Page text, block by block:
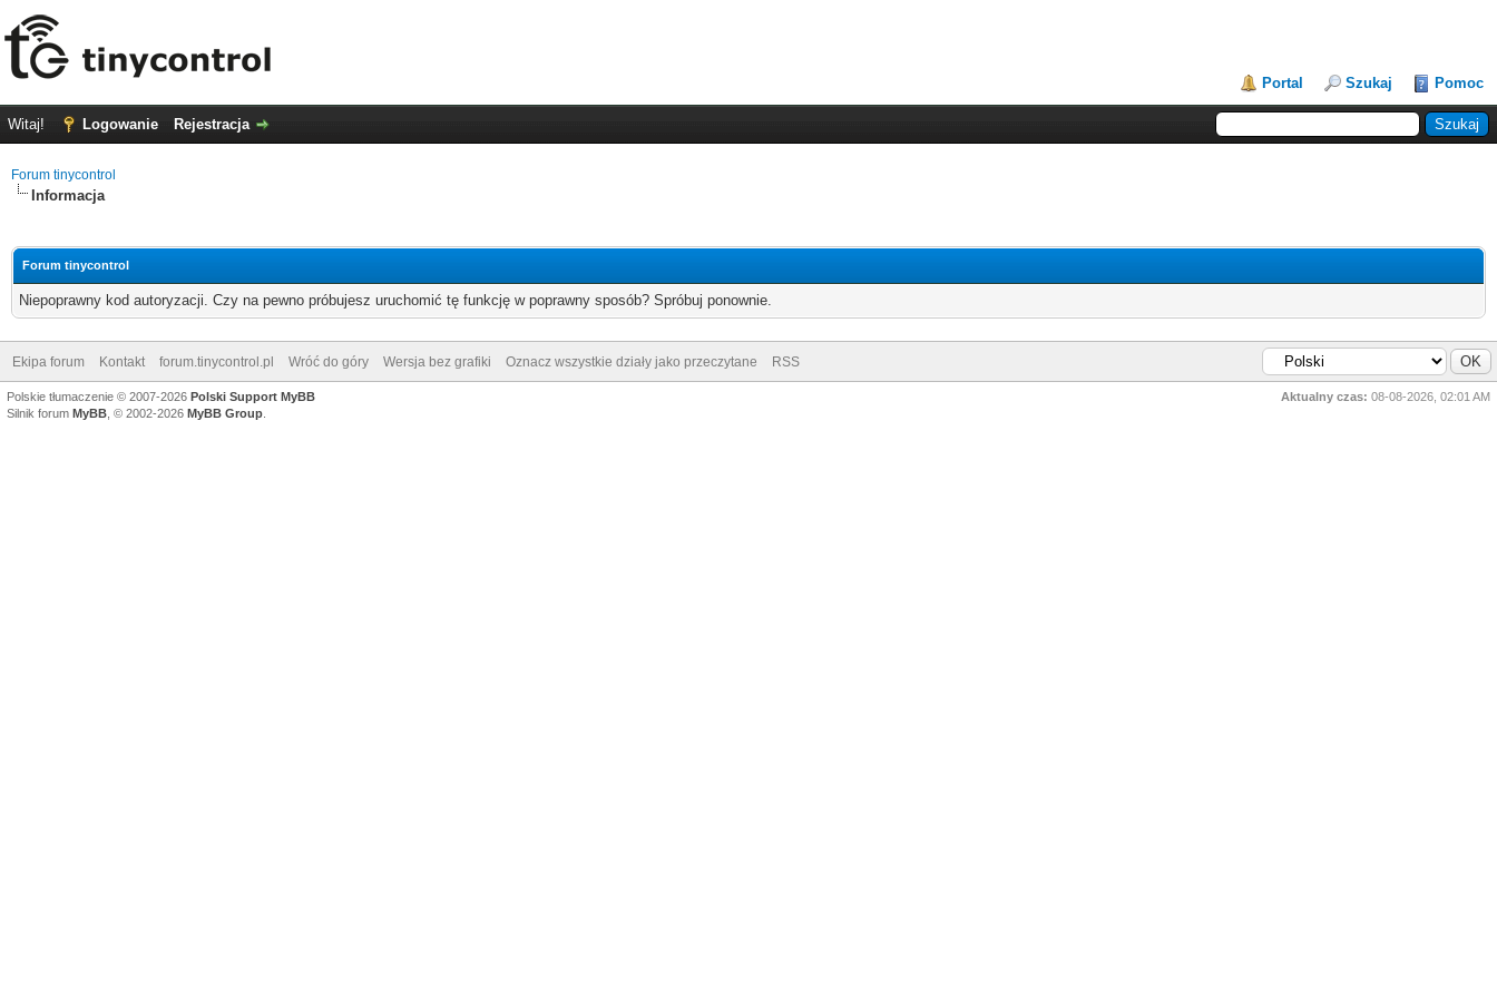
Portal Szukaj Pomoc
Witaj! Logowanie Rejestracja
Forum tinycontrol
Informacja
Forum tinycontrol
Niepoprawny kod autoryzacji. Czy na pewno próbujesz uruchomić tę funkcję w poprawny sposób? Spróbuj ponownie.
Ekipa forum Kontakt forum.tinycontrol.pl Wróć do góry Wersja bez grafiki Oznacz wszystkie działy jako przeczytane RSS
Aktualny czas: 08-08-2026, 02:01 AM
Polskie tłumaczenie © 2007-2026 Polski Support MyBB
Silnik forum MyBB , © 2002-2026 MyBB Group